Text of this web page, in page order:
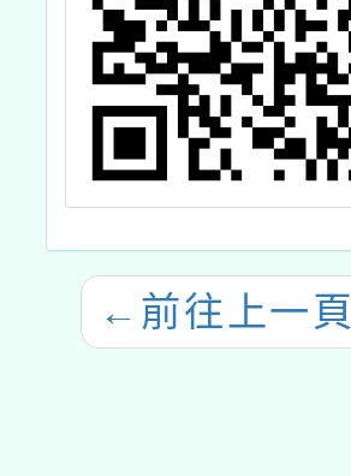
← 前往上一頁